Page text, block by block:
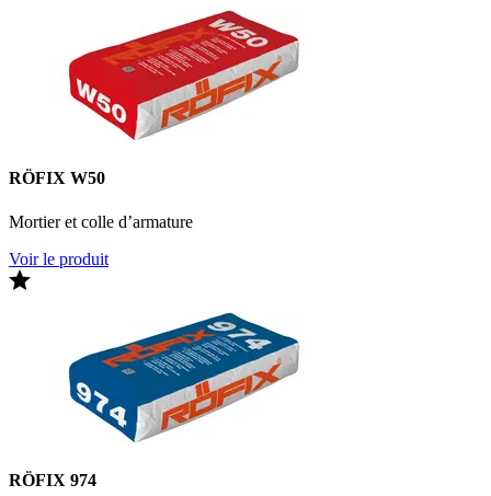
RÖFIX W50
Mortier et colle d’armature
Voir le produit
RÖFIX 974